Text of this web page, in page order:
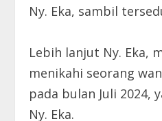
Ny. Eka, sambil
Lebih lanjut Ny. Eka,
menikahi seorang
pada bulan Juli 2024,
Ny. Eka.